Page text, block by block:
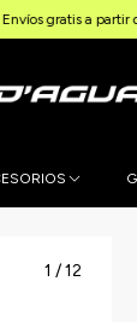
a partir de
1 /12